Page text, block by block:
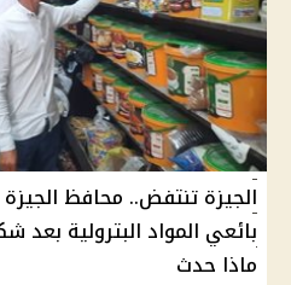
الجيزة تنتفض.. محافظ
بائعي المواد البترولية
ماذا حدث